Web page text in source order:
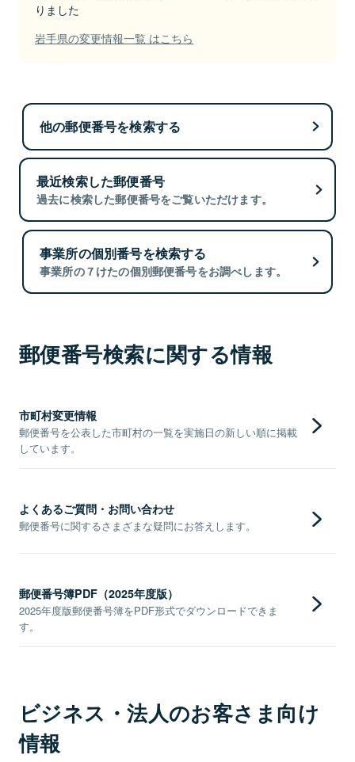
りました
岩手県の変更情報一覧 はこちら
他の郵便番号を検索する
最近検索した郵便番号
過去に検索した郵便番号をご覧いただけます。
事業所の個別番号を検索する
事業所の７けたの個別郵便番号をお調べします。
郵便番号検索に関する情報
市町村変更情報
郵便番号を公表した市町村の一覧を実施日の新しい順に掲載
しています。
よくあるご質問・お問い合わせ
郵便番号に関するさまざまな疑問にお答えします。
郵便番号簿PDF（2025年度版）
2025年度版郵便番号簿をPDF形式でダウンロードできま
す。
ビジネス・法人のお客さま向け
情報